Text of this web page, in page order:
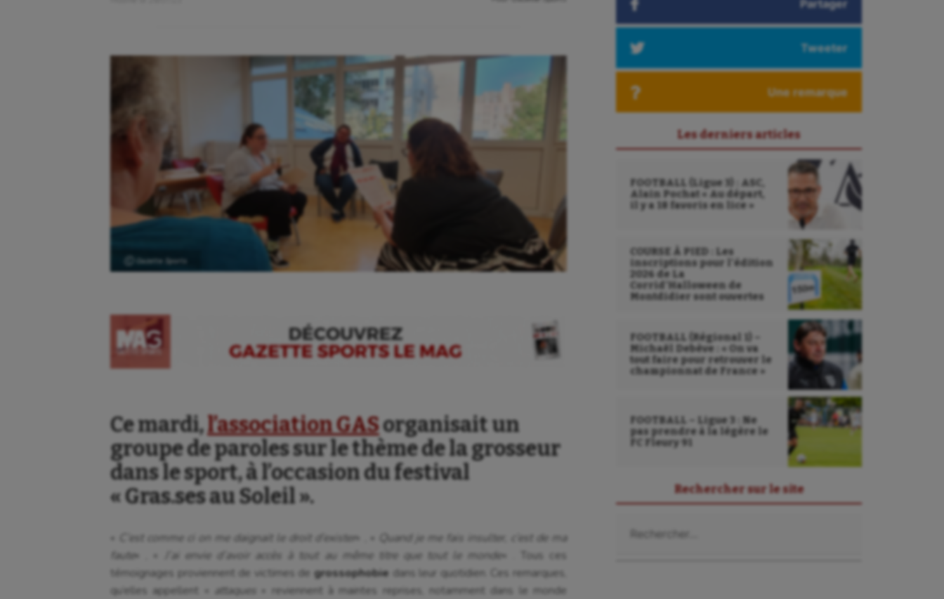
Ⓒ Gazette Sports
Ce mardi, l’association GASorganisait un
groupe de paroles sur le thème de la grosseur
dans le sport, à l’occasion du festival
« Gras.ses au Soleil ».
C’est comme ci on me daignait le droit d’exister« , «
Quand je me fais insulter, c’est de ma
faute« , « J’ai envie d’avoir accès à tout au même titre que tout le monde« . Tous ces
témoignages proviennent de victimes de grossophobie dans leur quotidien. Ces remarques,
qu’elles appellent «
attaques » reviennent à maintes reprises, notamment dans le monde
Partager
Tweeter
Une remarque
Les derniers articles
FOOTBALL (Ligue 3) : ASC,
Alain Pochat « Au départ,
il y a 18 favoris en lice »
COURSE À PIED : Les
inscriptions pour l’édition
2026 de La
Corrid’Halloween de
Montdidier sont ouvertes
FOOTBALL (Régional 1) –
Michaël Debève : « On va
tout faire pour retrouver le
championnat de France »
FOOTBALL – Ligue 3 : Ne
pas prendre à la légère le
FC Fleury 91
Rechercher sur le site